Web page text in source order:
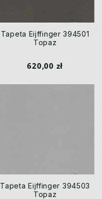
Tapeta Eijffinger 394501
Topaz
620,00 zł
Tapeta Eijffinger 394503
Topaz